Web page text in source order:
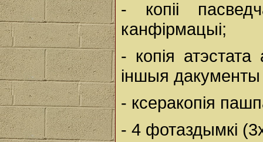
- копiі
канфірмацыі;
- копiя атэстата
iншыя
- ксеракопiя
- 4 фотаздымкi